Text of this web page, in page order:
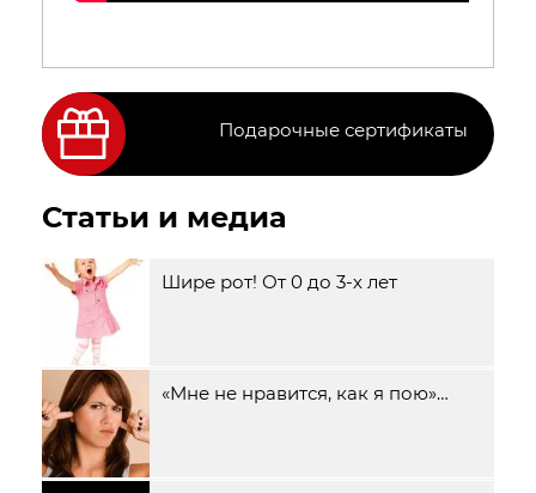
Подарочные сертификаты
Статьи и медиа
Шире рот! От 0 до 3-х лет
«Мне не нравится, как я пою»…